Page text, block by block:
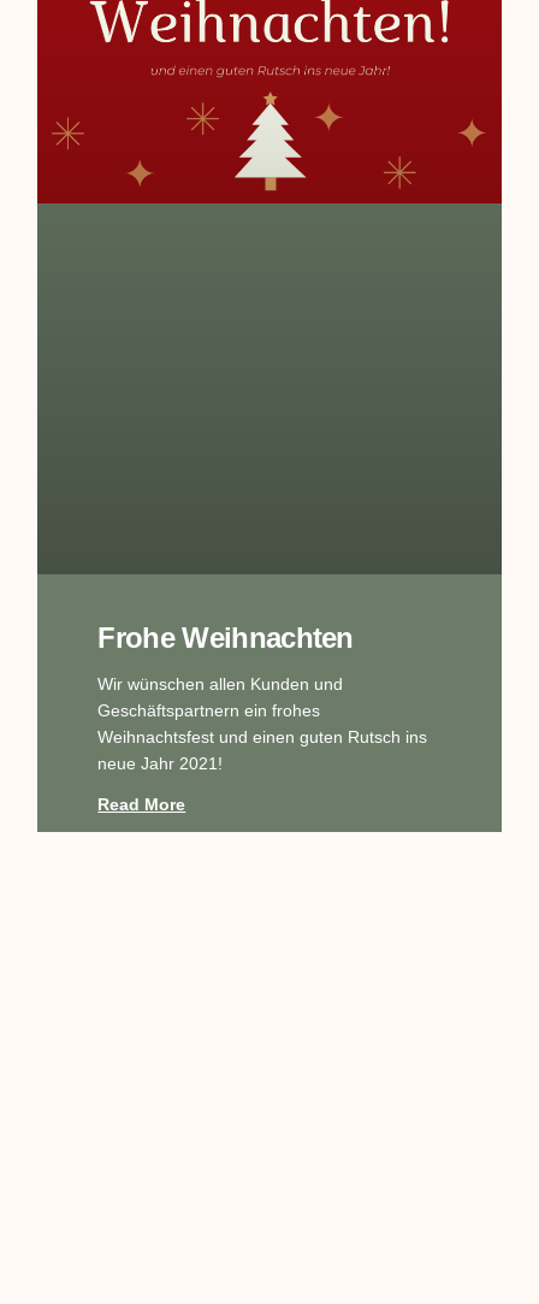
Frohe Weihnachten
Wir wünschen allen Kunden und
Geschäftspartnern ein frohes
Weihnachtsfest und einen guten Rutsch ins
neue Jahr 2021!
Read More